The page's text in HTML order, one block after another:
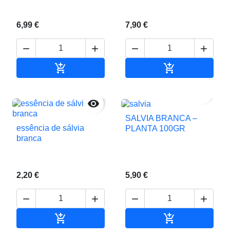
6,99 €
 

7,90 €
 


essência de sálvia
branca
2,20 €
 

SALVIA BRANCA –
PLANTA 100GR
5,90 €
 
